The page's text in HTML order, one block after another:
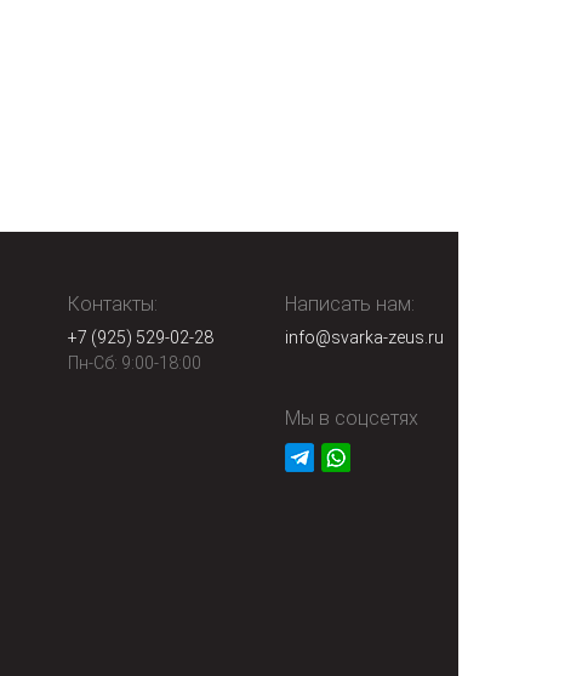
Контакты:
+7 (925) 529-02-28
Пн-Сб: 9:00-18:00
Написать нам:
info@svarka-zeus.ru
Мы в соцсетях